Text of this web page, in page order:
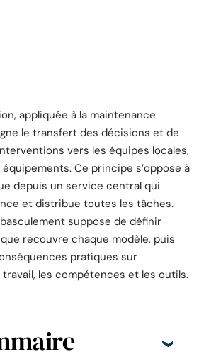
appliquée à la maintenance
le transfert des décisions et de
vers les équipes locales,
Ce principe s’oppose à
depuis un service central qui
et distribue toutes les tâches.
suppose de définir
recouvre chaque modèle, puis
pratiques sur
travail, les compétences et les outils.